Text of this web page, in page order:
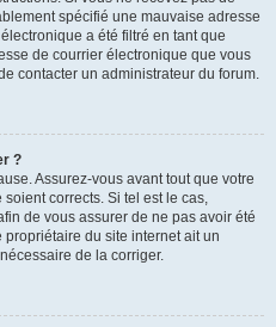
spécifié une mauvaise adresse
a été filtré en tant que
de courrier électronique que vous
contacter un administrateur du forum.
?
Assurez-vous avant tout que votre
corrects. Si tel est le cas,
de vous assurer de ne pas avoir été
du site internet ait un
de la corriger.